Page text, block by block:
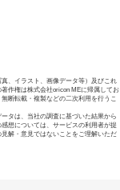
、イラスト、画像データ等）及びこれ
作権は株式会社oricon MEに帰属してお
断転載・複製などの二次利用を行うこ
タは、当社の調査に基づいた結果から
想については、サービスの利用者が提
解・意見ではないことをご理解いただ